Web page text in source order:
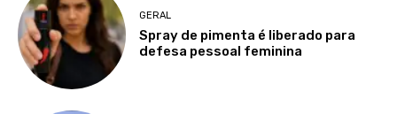
GERAL
Spray de pimenta é liberado para
defesa pessoal feminina